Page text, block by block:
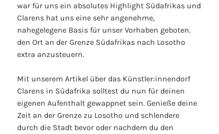
war für uns ein absolutes Highlight Südafrikas und
Clarens hat uns eine sehr angenehme,
nahegelegene Basis für unser Vorhaben geboten.
den Ort an der Grenze Südafrikas nach Losotho
extra anzusteuern.
Mit unserem Artikel über das Künstler:innendorf
Clarens in Südafrika solltest du nun für deinen
eigenen Aufenthalt gewappnet sein. Genieße deine
Zeit an der Grenze zu Losotho und schlendere
durch die Stadt bevor oder nachdem du den